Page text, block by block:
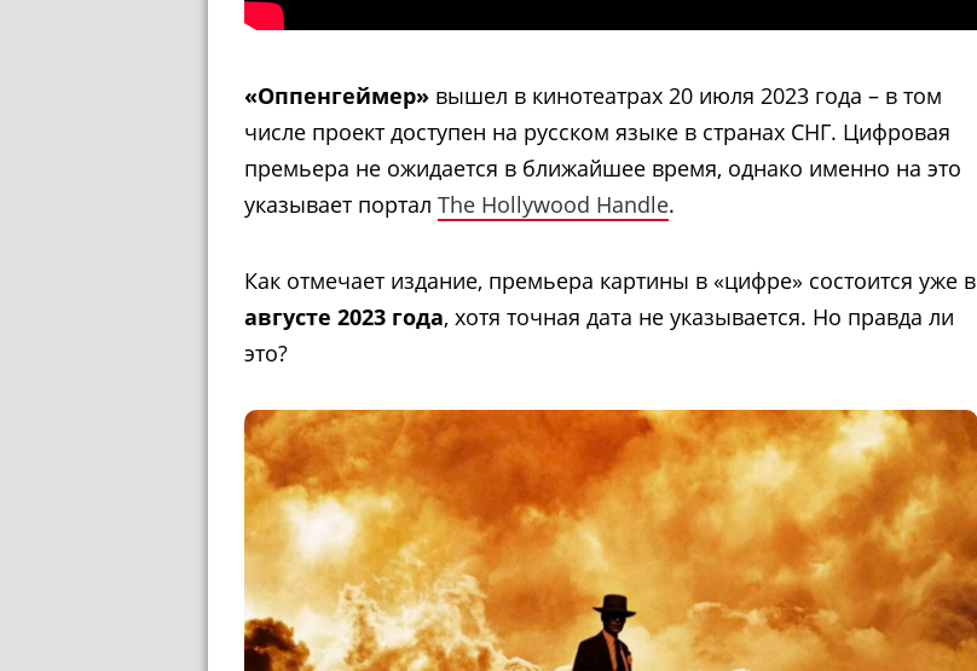
«Оппенгеймер» вышел в кинотеатрах 20 июля 2023 года – в том
числе проект доступен на русском языке в странах СНГ. Цифровая
премьера не ожидается в ближайшее время, однако именно на это
указывает портал The Hollywood Handle.
Как отмечает издание, премьера картины в «цифре» состоится уже в
августе 2023 года, хотя точная дата не указывается. Но правда ли
это?